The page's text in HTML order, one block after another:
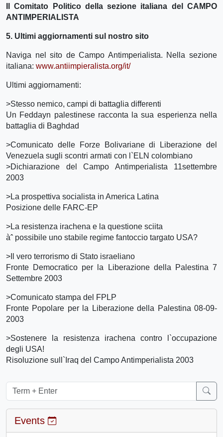
Il Comitato Politico della sezione italiana del CAMPO
ANTIMPERIALISTA
5. Ultimi aggiornamenti sul nostro sito
Naviga nel sito de Campo Antimperialista. Nella sezione
italiana: www.antiimpieralista.org/it/
Ultimi aggiornamenti:
>Stesso nemico, campi di battaglia differenti
Un Feddayn palestinese racconta la sua esperienza nella
battaglia di Baghdad
>Comunicato delle Forze Bolivariane di Liberazione del
Venezuela sugli scontri armati con l`ELN colombiano
>Dichiarazione del Campo Antimperialista 11settembre
2003
>La prospettiva socialista in America Latina
Posizione delle FARC-EP
>La resistenza irachena e la questione sciita
àˆ possibile uno stabile regime fantoccio targato USA?
>Il vero terrorismo di Stato israeliano
Fronte Democratico per la Liberazione della Palestina 7
Settembre 2003
>Comunicato stampa del FPLP
Fronte Popolare per la Liberazione della Palestina 08-09-
2003
>Sostenere la resistenza irachena contro l`occupazione
degli USA!
Risoluzione sull`Iraq del Campo Antimperialista 2003
Events